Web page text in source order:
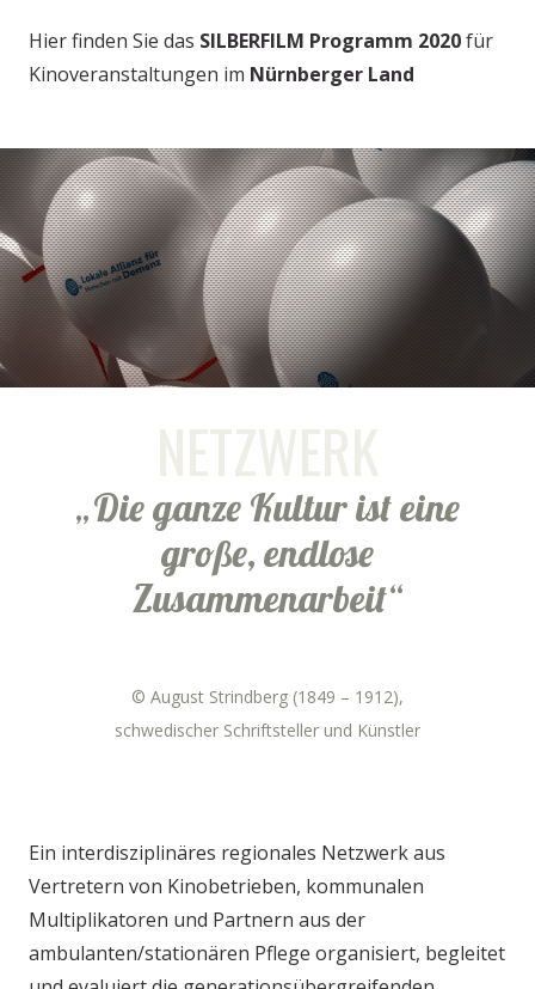
Hier finden Sie das SILBERFILM Programm 2020für
Kinoveranstaltungen im Nürnberger Land
NETZWERK
„Die ganze Kultur ist eine
große, endlose
Zusammenarbeit“
© August Strindberg (1849 – 1912),
schwedischer Schriftsteller und Künstler
Ein interdisziplinäres regionales Netzwerk aus
Vertretern von Kinobetrieben, kommunalen
Multiplikatoren und Partnern aus der
ambulanten/stationären Pflege organisiert, begleitet